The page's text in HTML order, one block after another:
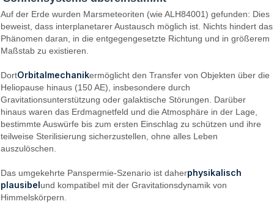
Auf der Erde wurden Marsmeteoriten (wie ALH84001) gefunden: Dies
beweist, dass interplanetarer Austausch möglich ist. Nichts hindert das
Phänomen daran, in die entgegengesetzte Richtung und in größerem
Maßstab zu existieren.
DortOrbitalmechanikermöglicht den Transfer von Objekten über die
Heliopause hinaus (150 AE), insbesondere durch
Gravitationsunterstützung oder galaktische Störungen. Darüber
hinaus waren das Erdmagnetfeld und die Atmosphäre in der Lage,
bestimmte Auswürfe bis zum ersten Einschlag zu schützen und ihre
teilweise Sterilisierung sicherzustellen, ohne alles Leben
auszulöschen.
Das umgekehrte Panspermie-Szenario ist daherphysikalisch
plausibelund kompatibel mit der Gravitationsdynamik von
Himmelskörpern.